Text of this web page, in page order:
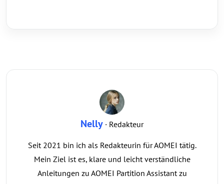
Nelly · Redakteur
Seit 2021 bin ich als Redakteurin für AOMEI tätig.
Mein Ziel ist es, klare und leicht verständliche
Anleitungen zu AOMEI Partition Assistant zu